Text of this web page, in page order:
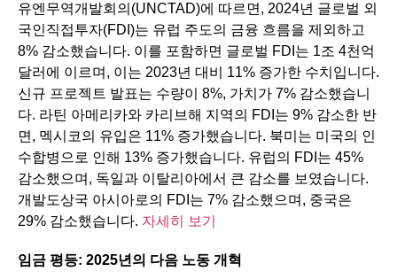
유엔무역개발회의(UNCTAD)에 따르면, 2024년 글로벌 외
국인직접투자(FDI)는 유럽 주도의 금융 흐름을 제외하고
8% 감소했습니다. 이를 포함하면 글로벌 FDI는 1조 4천억
달러에 이르며, 이는 2023년 대비 11% 증가한 수치입니다.
신규 프로젝트 발표는 수량이 8%, 가치가 7% 감소했습니
다. 라틴 아메리카와 카리브해 지역의 FDI는 9% 감소한 반
면, 멕시코의 유입은 11% 증가했습니다. 북미는 미국의 인
수합병으로 인해 13% 증가했습니다. 유럽의 FDI는 45%
감소했으며, 독일과 이탈리아에서 큰 감소를 보였습니다.
개발도상국 아시아로의 FDI는 7% 감소했으며, 중국은
29% 감소했습니다. 자세히 보기
임금 평등: 2025년의 다음 노동 개혁